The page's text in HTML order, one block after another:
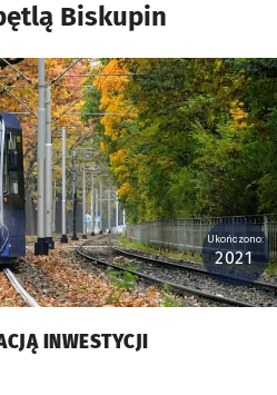
Biskupin
Ukończono:
2021
INWESTYCJI